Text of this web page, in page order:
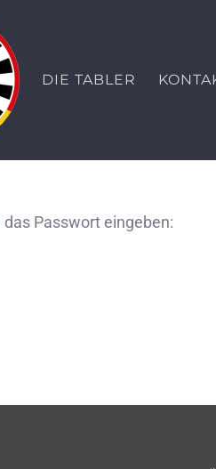
DIE TABLER
Passwort eingeben: